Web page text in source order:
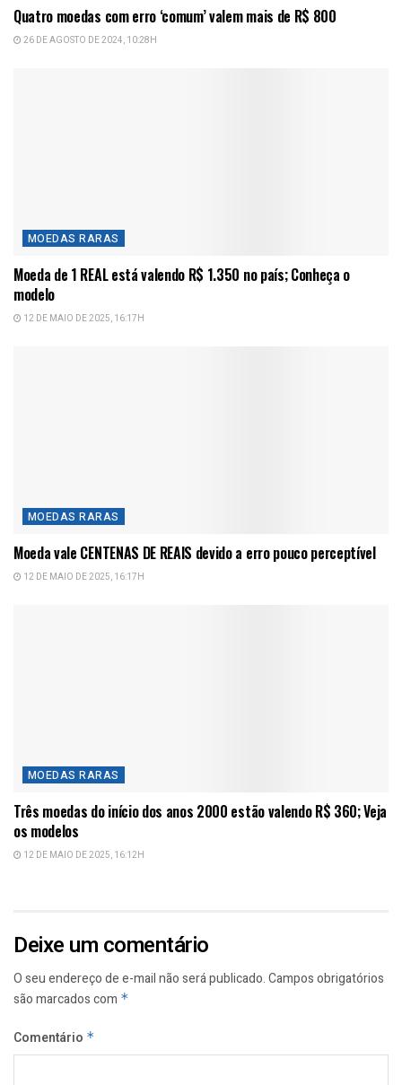
Quatro moedas com erro ‘comum’ valem mais de R$ 800
26 DE AGOSTO DE 2024, 10:28H
MOEDAS RARAS
Moeda de 1 REAL está valendo R$ 1.350 no país; Conheça o
modelo
12 DE MAIO DE 2025, 16:17H
MOEDAS RARAS
Moeda vale CENTENAS DE REAIS devido a erro pouco perceptível
12 DE MAIO DE 2025, 16:17H
MOEDAS RARAS
Três moedas do início dos anos 2000 estão valendo R$ 360; Veja
os modelos
12 DE MAIO DE 2025, 16:12H
Deixe um comentário
O seu endereço de e-mail não será publicado.Campos obrigatórios
são marcados com *
Comentário *